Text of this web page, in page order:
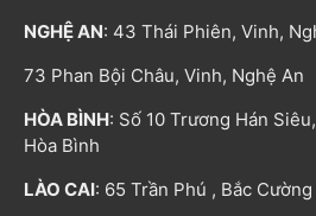
NGHỆ AN: 43 Thái Phiên, Vinh,
73 Phan Bội Châu, Vinh, Nghệ An
HÒA BÌNH: Số 10 Trương Hán
Hòa Bình
LÀO CAI: 65 Trần Phú , Bắc